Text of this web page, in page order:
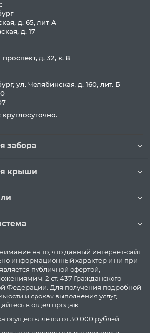
д. 65, лит А
д. 17
д. 32, к. 8
ул. Челябинская, д. 160, лит. Б
забора
крыши
на то, что данный интернет-сайт
информационный характер и ни при
публичной офертой,
ч. 2 ст. 437 Гражданского
Федерации. Для получения подробной
и сроках выполнения услуг,
в отдел продаж.
осуществляется от 30 000 рублей.